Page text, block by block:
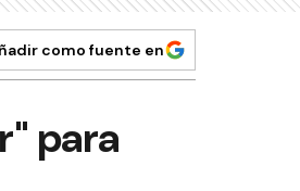
como fuente en
para